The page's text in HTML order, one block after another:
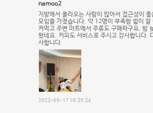
namoo2
지방에서 올라오는 사람이 많아서 접근성이
모임을 가졌습니다. 약 12명이 부족함 없이 잘
켜먹고 주변 마트에서 주류도 구매하구요. 밤
왔네요. 커피도 서비스로 주시고 감사합니다.
사합니다.
2023-05-17 16:35:34